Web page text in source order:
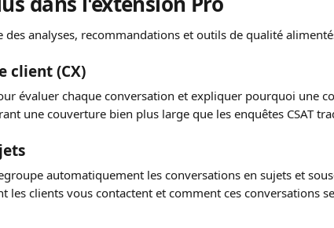
des analyses, recommandations et outils de qualité
client (CX)
évaluer chaque conversation et expliquer pourquoi une
une couverture bien plus large que les enquêtes CSAT
automatiquement les conversations en sujets et
les clients vous contactent et comment ces conversations